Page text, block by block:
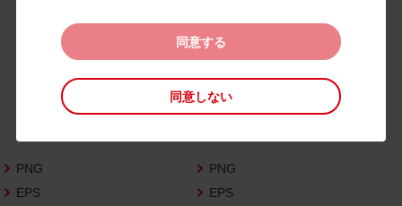
また、当社は、下記のCAD図データ利用規約
（以下「CAD図データ利用規約」といいます）
に同意いただいたお客様に限定して、本CA
D図ダウンロードページで公開している当
いいます）の利用を許諾いたします。
お客様が「同意する」ボタンをクリックされ
た場合、商品写真データ利用規約及びCAD
同意する
同意しない
PNG
EPS
PNG
EPS